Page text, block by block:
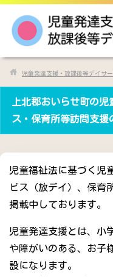
児童発達支援・放課後等デイサ
上北郡おいらせ町の
ス・保育所等訪問支
児童福祉法に基づく児
ビス（放デイ）、保育
掲載中しております。
児童発達支援とは、小
や障がいのある、お子
設になります。